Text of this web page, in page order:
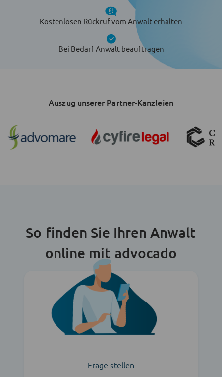
Kostenlosen Rückruf vom Anwalt erhalten
Bei Bedarf Anwalt beauftragen
Auszug unserer Partner-Kanzleien
So finden Sie Ihren Anwalt
online mit advocado
Frage stellen